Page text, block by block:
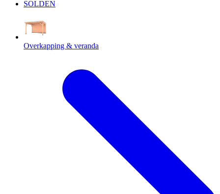
SOLDEN
Overkapping & veranda